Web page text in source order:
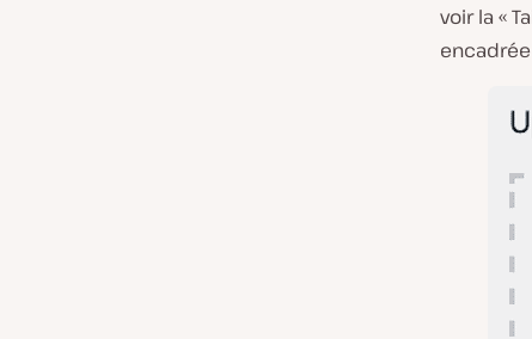
voir la «